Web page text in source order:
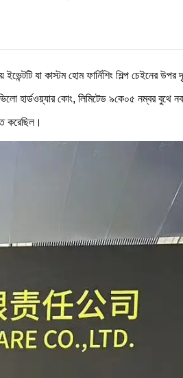
যা কাস্টম হোম ফার্নিশিং শিল্প চেইনের উপর
হার্ডওয়্যার কোং, লিমিটেড ৯কে০৫ নম্বর বুথে
করেছিল।